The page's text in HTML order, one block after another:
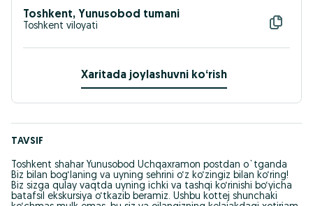
Toshkent, Yunusobod tumani
Toshkent viloyati
Xaritada joylashuvni koʻrish
TAVSIF
Toshkent shahar Yunusobod Uchqaxramon postdan o`tganda
Biz bilan bog‘laning va uyning sehrini o‘z ko‘zingiz bilan ko‘ring!
​Biz sizga qulay vaqtda uyning ichki va tashqi ko‘rinishi bo‘yicha
batafsil ekskursiya o‘tkazib beramiz. Ushbu kottej shunchaki